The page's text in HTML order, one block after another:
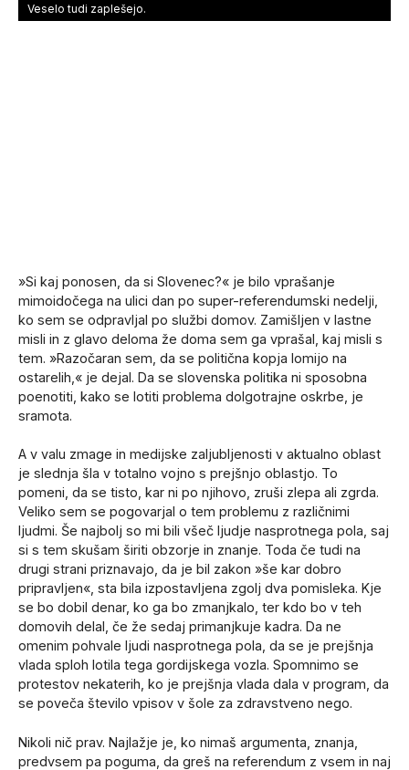
Veselo tudi zaplešejo.
»Si kaj ponosen, da si Slovenec?« je bilo vprašanje
mimoidočega na ulici dan po super-referendumski nedelji,
ko sem se odpravljal po službi domov. Zamišljen v lastne
misli in z glavo deloma že doma sem ga vprašal, kaj misli s
tem. »Razočaran sem, da se politična kopja lomijo na
ostarelih,« je dejal. Da se slovenska politika ni sposobna
poenotiti, kako se lotiti problema dolgotrajne oskrbe, je
sramota.
A v valu zmage in medijske zaljubljenosti v aktualno oblast
je slednja šla v totalno vojno s prejšnjo oblastjo. To
pomeni, da se tisto, kar ni po njihovo, zruši zlepa ali zgrda.
Veliko sem se pogovarjal o tem problemu z različnimi
ljudmi. Še najbolj so mi bili všeč ljudje nasprotnega pola, saj
si s tem skušam širiti obzorje in znanje. Toda če tudi na
drugi strani priznavajo, da je bil zakon »še kar dobro
pripravljen«, sta bila izpostavljena zgolj dva pomisleka. Kje
se bo dobil denar, ko ga bo zmanjkalo, ter kdo bo v teh
domovih delal, če že sedaj primanjkuje kadra. Da ne
omenim pohvale ljudi nasprotnega pola, da se je prejšnja
vlada sploh lotila tega gordijskega vozla. Spomnimo se
protestov nekaterih, ko je prejšnja vlada dala v program, da
se poveča število vpisov v šole za zdravstveno nego.
Nikoli nič prav. Najlažje je, ko nimaš argumenta, znanja,
predvsem pa poguma, da greš na referendum z vsem in naj